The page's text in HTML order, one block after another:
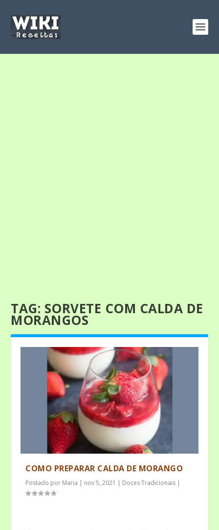
TAG: SORVETE COM CALDA DE
MORANGOS
COMO PREPARAR CALDA DE MORANGO
Postado por Maria | nov 5, 2021 | Doces Tradicionais |